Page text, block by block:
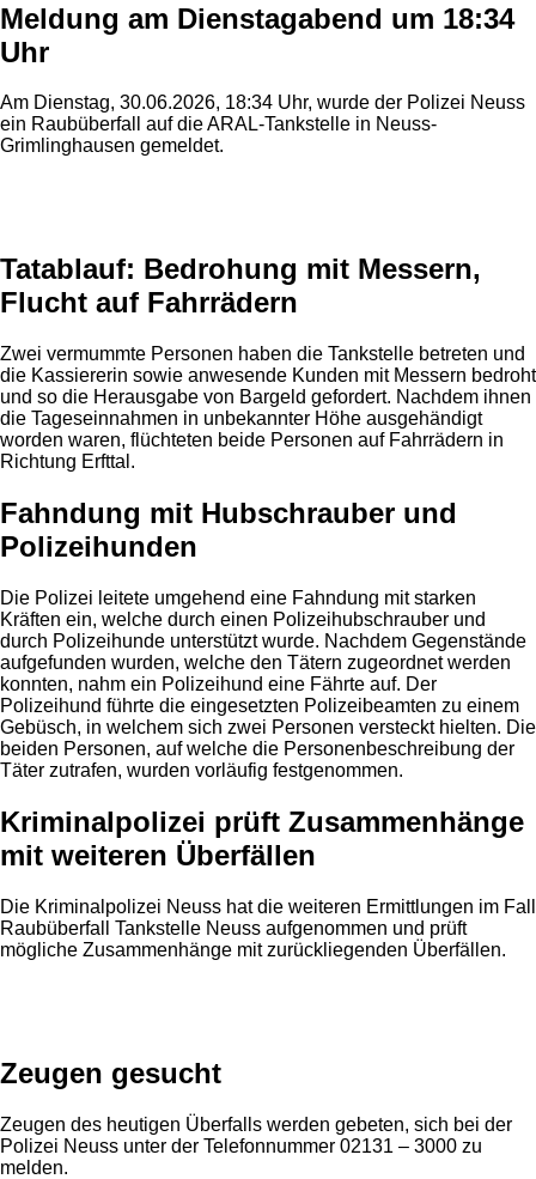
Meldung am Dienstagabend um 18:34
Uhr
Am Dienstag, 30.06.2026, 18:34 Uhr, wurde der Polizei Neuss
ein Raubüberfall auf die ARAL-Tankstelle in Neuss-
Grimlinghausen gemeldet.
Tatablauf: Bedrohung mit Messern,
Flucht auf Fahrrädern
Zwei vermummte Personen haben die Tankstelle betreten und
die Kassiererin sowie anwesende Kunden mit Messern bedroht
und so die Herausgabe von Bargeld gefordert. Nachdem ihnen
die Tageseinnahmen in unbekannter Höhe ausgehändigt
worden waren, flüchteten beide Personen auf Fahrrädern in
Richtung Erfttal.
Fahndung mit Hubschrauber und
Polizeihunden
Die Polizei leitete umgehend eine Fahndung mit starken
Kräften ein, welche durch einen Polizeihubschrauber und
durch Polizeihunde unterstützt wurde. Nachdem Gegenstände
aufgefunden wurden, welche den Tätern zugeordnet werden
konnten, nahm ein Polizeihund eine Fährte auf. Der
Polizeihund führte die eingesetzten Polizeibeamten zu einem
Gebüsch, in welchem sich zwei Personen versteckt hielten. Die
beiden Personen, auf welche die Personenbeschreibung der
Täter zutrafen, wurden vorläufig festgenommen.
Kriminalpolizei prüft Zusammenhänge
mit weiteren Überfällen
Die Kriminalpolizei Neuss hat die weiteren Ermittlungen im Fall
Raubüberfall Tankstelle Neuss aufgenommen und prüft
mögliche Zusammenhänge mit zurückliegenden Überfällen.
Zeugen gesucht
Zeugen des heutigen Überfalls werden gebeten, sich bei der
Polizei Neuss unter der Telefonnummer 02131 – 3000 zu
melden.